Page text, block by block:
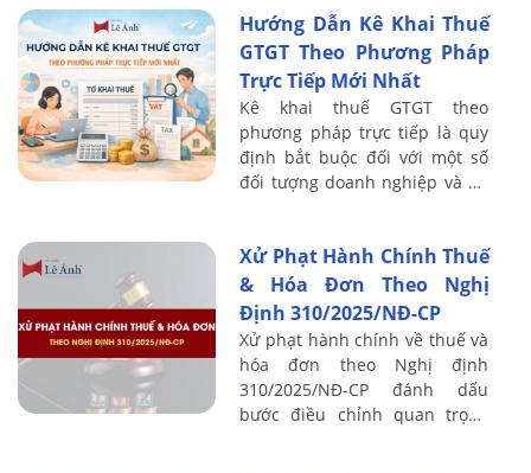
...
Hướng Dẫn Kê Khai Thuế
GTGT Theo Phương Pháp
Trực Tiếp Mới Nhất
Kê khai thuế GTGT theo
phương pháp trực tiếp là quy
định bắt buộc đối với một số
đối tượng doanh nghiệp và hộ
chi tiết ...
Xử Phạt Hành Chính Thuế
& Hóa Đơn Theo Nghị
Định 310/2025/NĐ-CP
Xử phạt hành chính về thuế và
hóa đơn theo Nghị định
310/2025/NĐ-CP đánh dấu
bước điều chỉnh quan trọng